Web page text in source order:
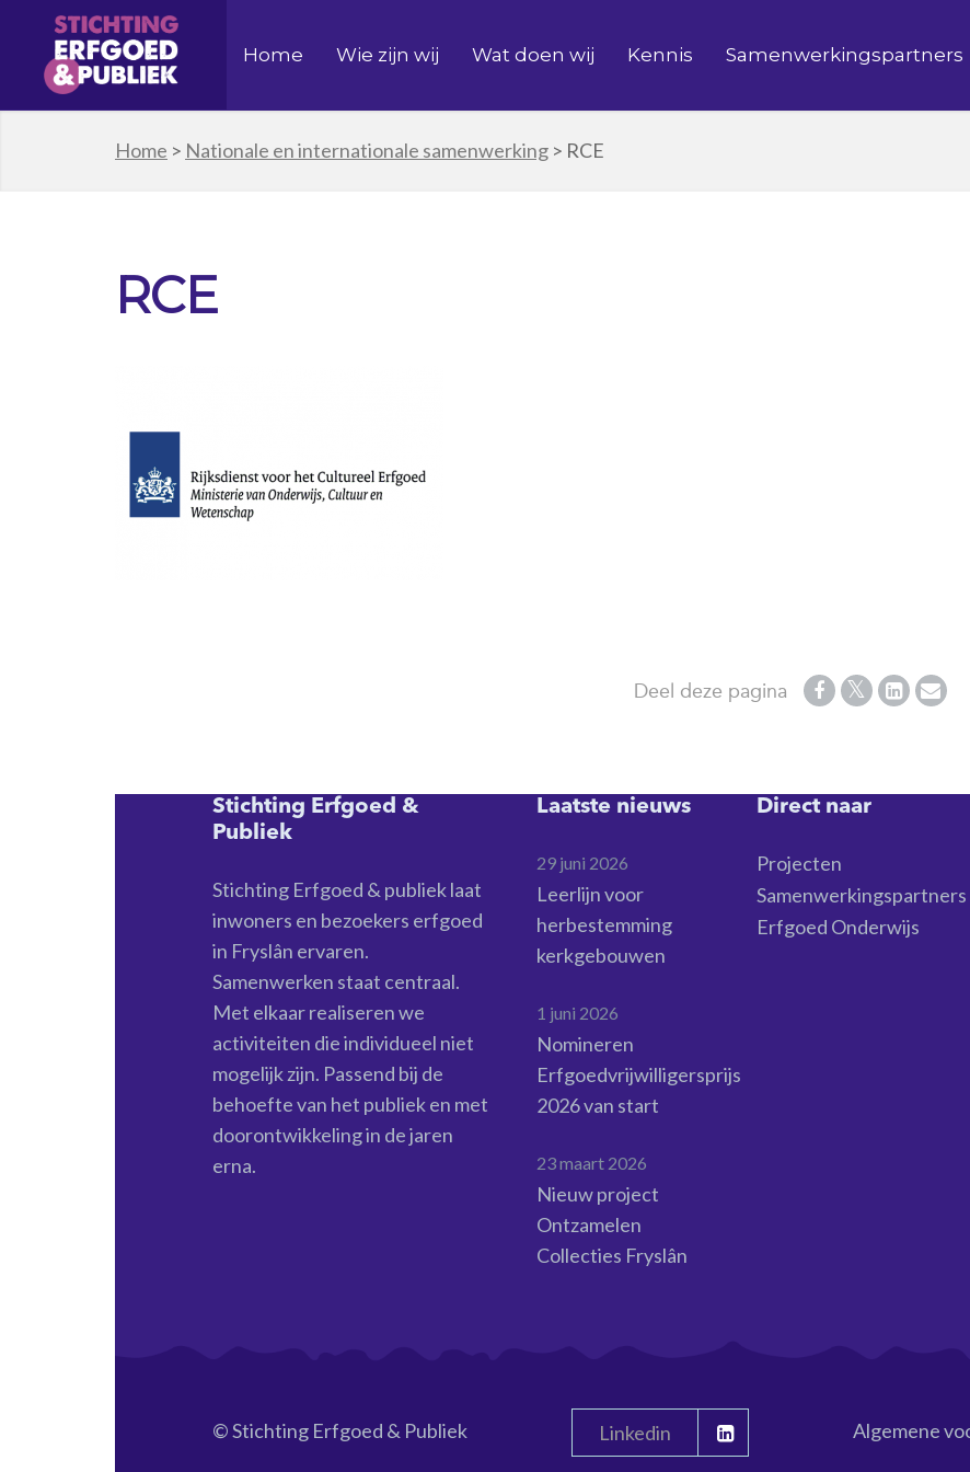
Home Wie zijn wij Wat doen wij Kennis Samenwerkingspartners
Home > Nationale en internationale samenwerking > RCE
RCE
Deel deze pagina
Stichting Erfgoed &
Publiek
Stichting Erfgoed & publiek laat
inwoners en bezoekers erfgoed
in Fryslân ervaren.
Samenwerken staat centraal.
Met elkaar realiseren we
activiteiten die individueel niet
mogelijk zijn. Passend bij de
behoefte van het publiek en met
doorontwikkeling in de jaren
erna.
Laatste nieuws
29 juni 2026
Leerlijn voor
herbestemming
kerkgebouwen
1 juni 2026
Nomineren
Erfgoedvrijwilligersprijs
2026 van start
23 maart 2026
Nieuw project
Ontzamelen
Collecties Fryslân
Direct naar
Projecten
Samenwerkingspartners
Erfgoed Onderwijs
© Stichting Erfgoed & Publiek Algemene
Linkedin